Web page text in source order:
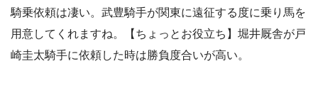
騎乗依頼は凄い。武豊騎手が関東に遠征する度に乗り馬を
用意してくれますね。【ちょっとお役立ち】堀井厩舎が戸
崎圭太騎手に依頼した時は勝負度合いが高い。